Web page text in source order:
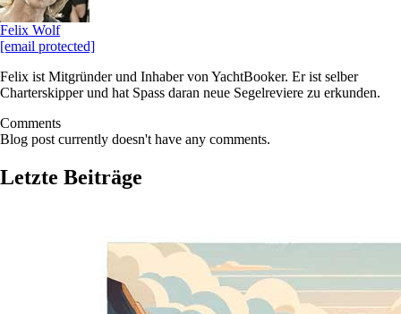
Felix Wolf
[email protected]
Felix ist Mitgründer und Inhaber von YachtBooker. Er ist selber
Charterskipper und hat Spass daran neue Segelreviere zu erkunden.
Comments
Blog post currently doesn't have any comments.
Letzte Beiträge